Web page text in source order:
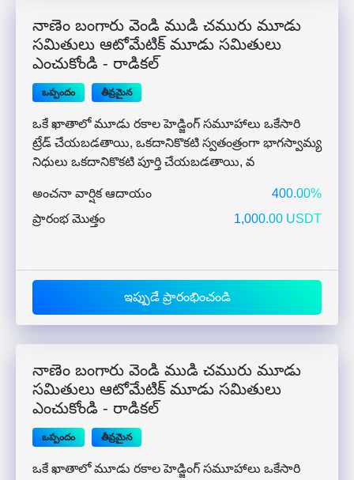
నాణెం బంగారు వెండి ముడి చమురు మూడు
సమితులు ఆటోమేటిక్ మూడు సమితులు
ఎంచుకోండి - రాడికల్
ఒప్పందం తీవ్రమైన
ఒకే ఖాతాలో మూడు రకాల హెడ్జింగ్ సమూహాలు ఒకేసారి
ట్రేడ్ చేయబడతాయి, ఒకదానికొకటి స్వతంత్రంగా భాగస్వామ్య
నిధులు ఒకదానికొకటి పూర్తి చేయబడతాయి, వ
అంచనా వార్షిక ఆదాయం
400.00%
ప్రారంభ మొత్తం
1,000.00 USDT
ఇప్పుడే ప్రారంభించండి
నాణెం బంగారు వెండి ముడి చమురు మూడు
సమితులు ఆటోమేటిక్ మూడు సమితులు
ఎంచుకోండి - రాడికల్
ఒప్పందం తీవ్రమైన
ఒకే ఖాతాలో మూడు రకాల హెడ్జింగ్ సమూహాలు ఒకేసారి